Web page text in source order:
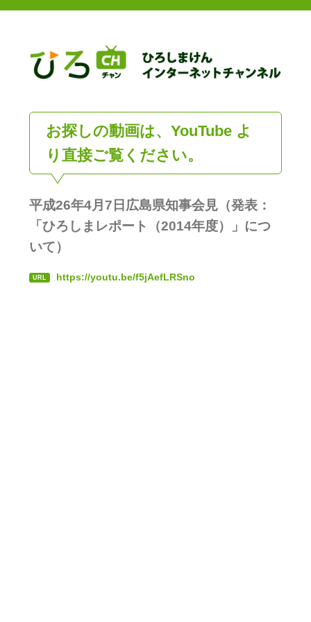
お探しの動画は、YouTube よ
り直接ご覧ください。
平成26年4月7日広島県知事会見（発表：
「ひろしまレポート（2014年度）」につ
いて）
URL https://youtu.be/f5jAefLRSno